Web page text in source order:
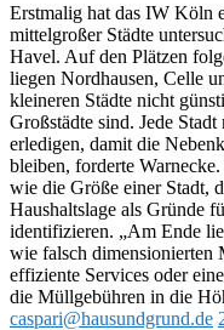
Erstmalig hat das IW Köln
mittelgroßer Städte
Havel. Auf den Plätzen
liegen Nordhausen, Celle
kleineren Städte nicht
Großstädte sind. Jede
erledigen, damit die
bleiben, forderte
wie die Größe einer Stadt,
Haushaltslage als Gründe
identifizieren. „Am Ende
wie falsch dimensionierten
effiziente Services oder
die Müllgebühren in die
caspari@hausundgrund.de